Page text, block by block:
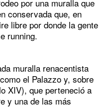
por una muralla que
conservada que, en
libre por donde la gente
running.
muralla renacentista
el Palazzo y, sobre
XIV), que perteneció a
y una de las más